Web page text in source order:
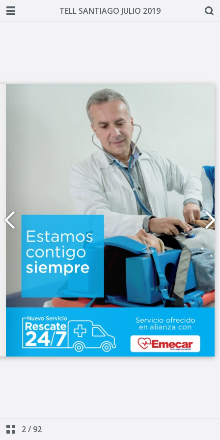
TELL SANTIAGO JULIO 2019
2/ 92